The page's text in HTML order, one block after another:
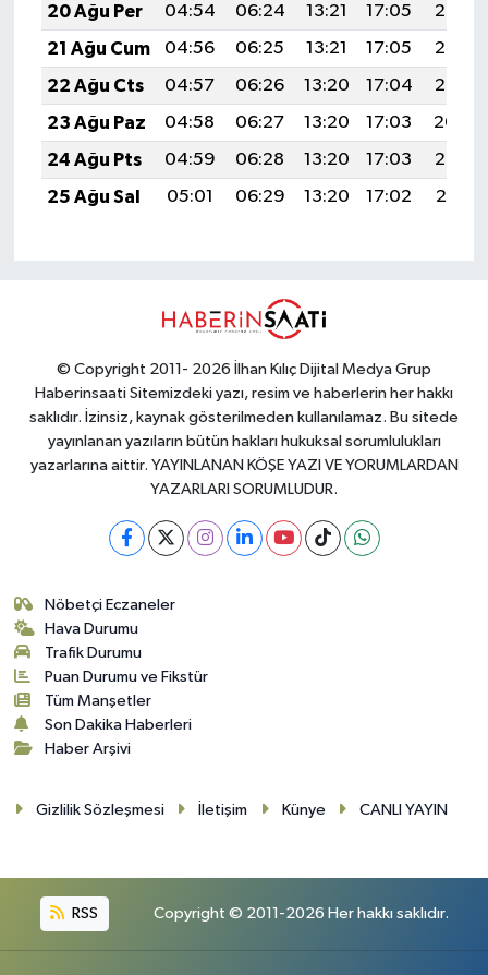
20 Ağu Per
04:54 06:24 13:21 17:05
20:08
21 Ağu Cum
04:56 06:25 13:21 17:05
20:06
22 Ağu Cts
04:57 06:26 13:20 17:04
20:05
23 Ağu Paz
04:58 06:27 13:20 17:03
20:04
24 Ağu Pts
04:59 06:28 13:20 17:03
20:02
25 Ağu Sal
05:01 06:29 13:20 17:02 20:01
© Copyright 2011- 2026 İlhan Kılıç Dijital Medya Grup
Haberinsaati Sitemizdeki yazı, resim ve haberlerin her hakkı
saklıdır. İzinsiz, kaynak gösterilmeden kullanılamaz. Bu sitede
yayınlanan yazıların bütün hakları hukuksal sorumlulukları
yazarlarına aittir. YAYINLANAN KÖŞE YAZI VE YORUMLARDAN
YAZARLARI SORUMLUDUR.
Nöbetçi Eczaneler
Hava Durumu
Trafik Durumu
Puan Durumu ve Fikstür
Tüm Manşetler
Son Dakika Haberleri
Haber Arşivi
Gizlilik Sözleşmesi İletişim Künye CANLI YAYIN
RSS Copyright © 2011-2026 Her hakkı saklıdır.